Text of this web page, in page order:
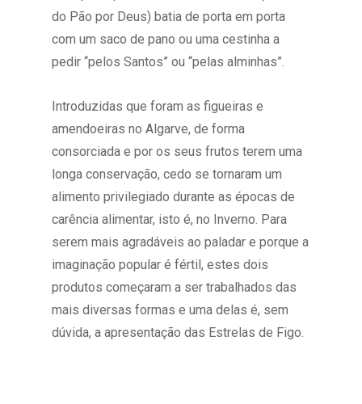
do Pão por Deus) batia de porta em porta
com um saco de pano ou uma cestinha a
pedir “pelos Santos” ou “pelas alminhas”.
Introduzidas que foram as figueiras e
amendoeiras no Algarve, de forma
consorciada e por os seus frutos terem uma
longa conservação, cedo se tornaram um
alimento privilegiado durante as épocas de
carência alimentar, isto é, no Inverno. Para
serem mais agradáveis ao paladar e porque a
imaginação popular é fértil, estes dois
produtos começaram a ser trabalhados das
mais diversas formas e uma delas é, sem
dúvida, a apresentação das Estrelas de Figo.